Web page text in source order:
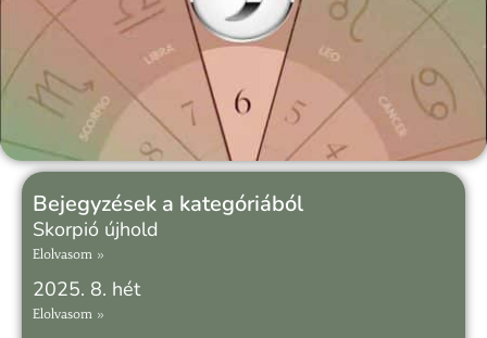
Bejegyzések a kategóriából
Skorpió újhold
Elolvasom »
2025. 8. hét
Elolvasom »